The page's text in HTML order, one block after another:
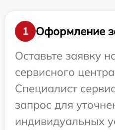
1
Оформление
Оставьте заявку
сервисного
Специалист
запрос для
индивидуальных